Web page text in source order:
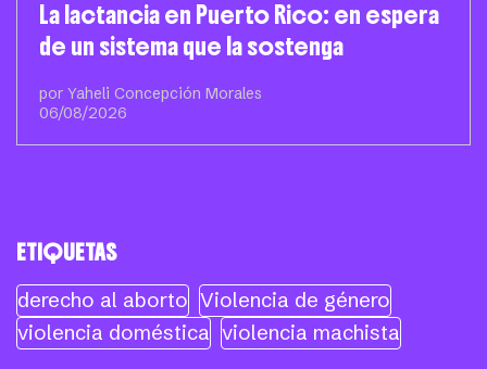
La lactancia en Puerto Rico: en espera
de un sistema que la sostenga
por Yaheli Concepción Morales
06/08/2026
ETIQUETAS
derecho al aborto Violencia de género
violencia doméstica violencia machista